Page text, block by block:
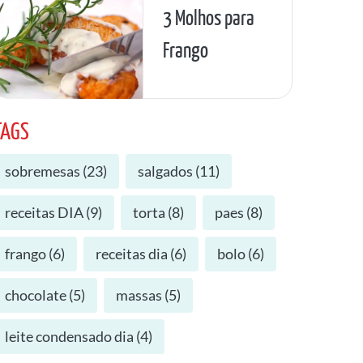
3 Molhos para
Frango
sobremesas (23) salgados (11)
receitas DIA(9) torta (8) paes (8)
frango(6) receitas dia (6) bolo(6)
chocolate(5) massas (5)
leite condensado dia (4)